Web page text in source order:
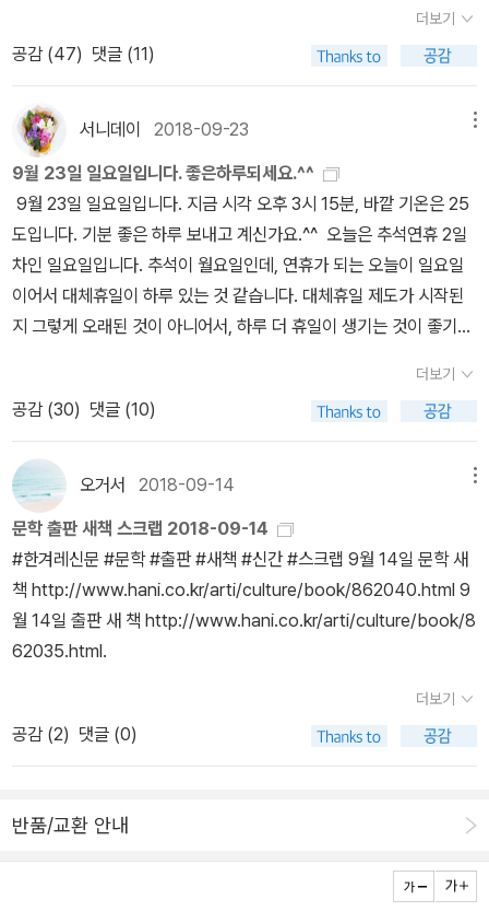
예약 신청을 해야 할 정도로 인기가 많았는데, 마침내 나에게도 차례
가 와서 읽게 되었다. 뮤지션이자 책방 주인, 팟캐스트 진행자(아직도
가지고 있는 그이지만 정작 나는 이 책을 통해 그를 처음 접했음을 고
백한다. (오늘은 유난히 뜬금포 고백이 많네.) 떡볶이의 레시피 정리
라든지, 떡볶이가 좋은 이유 1부터 10까지라든지, 뭐 이런 이야기는
아니고, 떡볶이를 느슨한 매개로 한 관계와 장소 등에 관한 이야기인
데, 세상에, 나는 왜 요조의 책을 진작 볼 생각을 하지 않은 거지. 시쳇
말로 ‘느끼하’지도 않고, 그렇다고 단조롭거나 지루하지도 않으면서
동시에 ‘오버’하지도 않는, 이런 형언할 수 없는 매력을 가진 글이라
니... 꼭 떡볶이 같다, 라고 하면 아주 진부한 감상이겠지? 나는 피자
나는 글이었다, 라고 하면 책의 주제를 파악하지 못한 감상이겠지?
여튼, 나는 저자의 바람대로 책을 다 읽은 후에 국물떡볶이를 만들어
배우자와 같이 먹었다. (무늬만) 반골 독자 치고는 저자의 말을 잘 들
은 흔치 않은 사례다. 『근방에 히어로가 너무 많사오니(이하 ‘근
방’)』는 슈퍼히어로를 주제로 한 단편을 모은 앤솔로지다. 혹시나 나
같은 독자가 있을까봐 경고. 알라딘 책 소개 페이지의 두 번째 문장을
인용하자면, 이 책은 “2015년 출간되어 화제를 모은 『이웃집 슈퍼히
어로(이하 ‘이웃집’)』에 이은 두 번째 슈퍼히어로 단편집이다.” 감이
아직 오지 않는다면, 이 작품집에 수록된 단편 중 절반에는 맨 끝에
‘이 작품은 『이웃집』에 수록된 A 작품의 (프리퀄/후속작)이다.’라는
떤 작품들에서는 일종의 경이로움마저 느껴졌다. 그러나 나같이 ‘순
종이책으로 산 기억이 있는데, 지금은 없으니 도서관에나 가야 할 운
명이다. 『이웃집』을 다 읽고 나면, 처음 『근방』을 읽을 때 내 머릿속에
고급스럽게 보였다. 어깨를 으쓱하며 그가 말했다. “이건 이백원을 주
고 맞춘 양복이야.” 신현중과 허준은 눈이 휘둥그레졌다. 그들은 30
원에서 40원 정도면 살 수 있는 양복을 입고 있을 뿐이었다. 2백원이
라면 서너 달 월급을 한 푼도 쓰지 않고 모아야 하는 돈이었다. “역시
자네는 모던보이가 틀림없어.” “당장 장가를 들어도 되겠군.” 백석은
보통 사람들이 한 켤레에 20~30전짜리 양말을 신고 다닐 때에도 1
원이나 2원을 줘야 살 수 있는 양말을 신었다. “양말이라고 해서 사람
들 눈에 띄지 않는다고 생각하면 오산이지. 보이지 않는 것일수록 나
는 완벽하게 챙겨야 한다고 생각해. 그러지 않으면 대체 견딜 수가 없
단 말이야.” 백석은 빈틈이 없었다. 깔끔하지 않은 모든 것은 그의 적
이었다._ 안도현, 『백석 평전』 백석의 시를 보노라면, 전혀 상상하기
어려운 면모가 아닐 수 없다. 시로만 백석을 만난 syo는 백석이 동치
걸리는 나발이지, 이러면서 주전자 부리에 입 대고 들이켜다 친구들
밤이면 얼룩얼룩 울기도 하는 그런 인간형일거라 굳게 착각하고 살아
왔다. 역시 사람은 알고 볼 일이고, 대충 알고 깝치면 안 될 일이다.
팔순을 담기에 많이 헐겁다. 승용차가 골목 안으로 들어오자 바짝 벽
에 붙어선다 유일한 혈육인 양 작은 밀차를 꼭 잡고. 고독한 바짝 붙
이같이 할머니는 천천히 다시 펴진다. 밀차의 바퀴 두개가 어린 염소
처럼 발꿈치를 졸졸 따라간다. 늦은 밤 그 방에 켜질 헌 삼성 테레비
를 생각하면 기운 씽크대와 냄비들 그 앞에 선 굽은 허리를 생각하
인, 「바짝 붙어서다」전문 1월에 결혼하는 친구에게 그간의 축가 준비
방도 차를 타고 한참을 가야하는 오지다. 이래 놓고 광역시라 할 수 있
는 것이 좋았고 짝꿍은 아마도 밀려가는 것이 좋았을 것이다. 짝꿍이
다. 나는 그런 짝꿍을 뒤에서 바라봤다. 거기, 짝꿍의 눈길이 머무는
곳에 있던 것은 무엇이었을까. 알 수 없으나 나는 나의 눈길이 머무는
곳에 있는 것이 한 사람의 행복이길, 염원했다. 연인을 이루는 두 사람
은 이렇게도 다르다. 해변에서 깨치게 되는 인생의 진리 중에서 가장
그윽한 것은 우리가 다르다는 것을 알게 되는 것이다. 서로에게 애정
을 가진 두 사람에게 그 앎은 더할 나위 없이 소중한 것._ 김현, 『아무
튼, 스웨터』 2 용건을 마치고 돌아왔더니, 아오타가 아까 내가 앉
았던 자리에 앉아 초콜릿 여자애애게 이런 소리를 하고 있었다. “괜찮
요.” 초콜릿 여자애가 조금 화가 난 말투로 대답했다. “그럼 다행이지
만. 여자들끼리 모이면 아무래도 옥신각신하거든. 우리 슈퍼에서도
아줌마 아르바이트가 고등학생 아르바이트를 들볶는 문제가 많아서
껄끄럽고 질척거리고 그래. 여자들은 좀 음험한 면이 있잖아!” 그러면
서 혼자 웃던 아오타는 내가 돌아온 것을 보고 대놓고 난처한 표정을
지었다. 그 표정을 보고 “정말 아까 괴롭힘을 당한 거 아니지?”의 괴
롭히는 주체가 나를 염두에 두고 한 말임을 알아차렸다. 처음에는 그
냥 넘어가려고 했는데 아오타의 바짝 긴장한 얼굴을 보고 마음을 바
꿨다. “얘, 괜찮니?” 초콜릿 여자애에게 말을 걸었다. “아까 이 사람
이 괴롭히거나 하지 않았어?” 아오타가 무슨 말씀을 하시냐며 웃으려
고 했는데 나도 여자애도 웃지 않자 다시 얼굴을 굳혔다. “다른 사람
건 음험하고 껄끄럽고 질척거리는 괴롭힘이니까. 설마 남자가 그런
말한 ‘아줌마’는 다른 아줌마 아르바이트들을 말하는 거고요, 시마다
시는 아직 젊으니까 당연히 괜찮지요.” 당연히 괜찮아? 뭐가? 아오타
쪽으로 돌아선 나는 여전히 미소를 짓고 있었다. 이 미소를 유지하려
범법행위를 저지르고 싶어 방방 날뛰는 욕망을 틀어막고는 있으나,
아무래도 이 성난 망아지를 길들이는 데 시간은 물론, 하늘의 뜻도 조
금은 필요하겠다. 책이 아무리 귀하고 좋은 물건이라 하나 제 깜냥에
넘치도록 읽는 것은 이번 생을 조지는 길이렷다. 문제는 그런 사실을
안지가 꽤 되었음에도 여전히 차도가 없었다는 것이고, 역시 중독이
란 놈은 인식이나 인지만으로 걷어낼 수 있는 성질 순한 녀석이 아닌
지라, 쫓겨나는 길에도 금단증상이라는 빅똥을 싸놓고 가는 법이다.
증상 1. 하루에 커피 석 잔, 녹차 여섯 잔, 매실차 한 잔, 맹물(hot) 여
섯 잔, 맹물(cool) 두 잔씩을 섭취하고 있다(여기서 ‘잔’은 350ml를
가리킨다) 증상 2. 따라서 우리 집 변기에서는 세 시간당 두 번 꼴로
물 내리는 소리가 들린다. 증상 3. 기분 탓인지도 모르겠으나 어쩐지
들이고, 쓰는 영역에서는 이달이나 지난달이나 달라진 것도 나아진
은 책들을 찾아 읽는 고수가 못 되어서 결국 syo가 읽는 책은 남들이
다 읽는 책들이고, syo가 읽고 쓰려는 글은 남들이 다 읽고 써 놓은
글들인 것인데, 이것 참 서글픈 일이다. syo는 세상에 syo만이 할 수
있는 것 따위는 결코 없다고 믿는 사람이고, 혈연이나 인연의 그물을
철거하고 산출, 결과물, 영향력의 관점에서 보면 syo의 독자적인 존
재가치란 없으며, 오늘 갑자기 뿅 하고 사라진다고 한들 내일의 세상
에 작디작은 파문 하나 남기지 못하리라는 쓰린 팩트를 받아들인 지
세상에서 키보드 위에 올려놓은 손가락에 좌절이 버무려진 망설임이
생기는 일은 피하기가 어렵다. 어차피 뭐 대단한 물건 써내는 것도 아
닌데 그냥 쓰면 되지 지가 무슨 보르헤스라고 거창하게 이 지랄이지,
고 먹고 싸는 일에만 꾸역꾸역 집중하며 고민 없이 잘 살았을 것이다.
것이 전혀 없어서, 읽고 쓰지 않으면 정말 아무것도 안하는 셈이 되어
더보기
공감 (47) 댓글 (11)
서니데이 2018-09-23
9월 23일 일요일입니다. 좋은하루되세요.^^
9월 23일 일요일입니다. 지금 시각 오후 3시 15분, 바깥 기온은 25
도입니다. 기분 좋은 하루 보내고 계신가요.^^ 오늘은 추석연휴 2일
차인 일요일입니다. 추석이 월요일인데, 연휴가 되는 오늘이 일요일
이어서 대체휴일이 하루 있는 것 같습니다. 대체휴일 제도가 시작된
지 그렇게 오래된 것이 아니어서, 하루 더 휴일이 생기는 것이 좋기는
이번 추석 연휴가 그렇게 길지 않을지도 모른다는 생각도 듭니다. 내
일이 추석이라서, 어제보다 오늘은 명절준비에 바쁜 집이 많을 것 같
습니다. 어제까지는 시장에서 필요한 것들을 사오고, 재료 준비를 하
는 것이 많았다면, 오늘은 어제 준비한 것들로 음식 장만할 것들이 많
은 날입니다. 저희집도 어제부터 엄마가 하루종일 바쁘게 일하고 계
신데, 어제는 제가 보조를 많이 했고, 오늘은 아빠가 보조를 계속 하고
계셔서, 잠깐 시간을 내서 페이퍼를 쓰려고 왔습니다. 어제 늦은 시간
에 쓰니까 어쩐지 마음이 급해져서요.^^ 어제는 엄마와 화양적을 이
쑤시개 보다 조금 긴 꽂이에 끼우는 것을 했는데, 올해는 조금 적게 했
어요. 그래도 꽂는데만도 한참 걸렸습니다. 오늘은 어제 꽂은 것과 전
종류를 오전에 하셔서, 먹기 전에 잘 담았을 때, 사진을 찍었어요. 매
년 저희집은 이 세 가지를 비슷하게 하는데, 올해도 빠지지 않고 등장
선을 굽고. 그러면 다 끝나지? 하고 물었더니 엄마가 하시는 말씀이
식은 정말 많구나. 해서 상에 올리면 많은 것 같지 않아도. 그런 생각
더보기
공감 (30) 댓글 (10)
오거서 2018-09-14
문학 출판 새책 스크랩 2018-09-14
‪#한겨레신문 #문학 #출판 #새책 #신간 #스크랩 9월 14일 문학 새
책 http://www.hani.co.kr/arti/culture/book/862040.html 9
월 14일 출판 새 책 http://www.hani.co.kr/arti/culture/book/8
62035.html.
더보기
공감 (2) 댓글 (0)
반품/교환 안내